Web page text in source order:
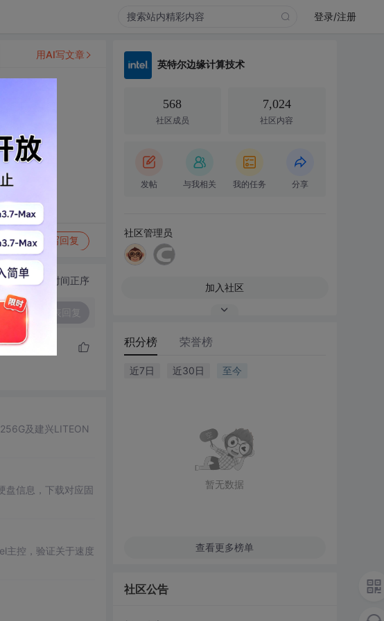
登录/注册
写回复
用AI写文章
切换为时间正序
及建兴LITEON
盘信息，下载对应固
主控，验证关于速度
英特尔边缘计算技术
568
社区成员
7,024
社区内容
发帖 与我相关 我的任务 分享
社区管理员
加入社区
积分榜 荣誉榜
近7日 近30日 至今
暂无数据
查看更多榜单
社区公告